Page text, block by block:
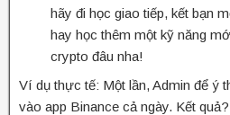
hãy đi học giao tiếp, kết bạn
hay học thêm một kỹ năng
crypto đâu nha!
Ví dụ thực tế: Một lần, Admin để ý
vào app Binance cả ngày. Kết